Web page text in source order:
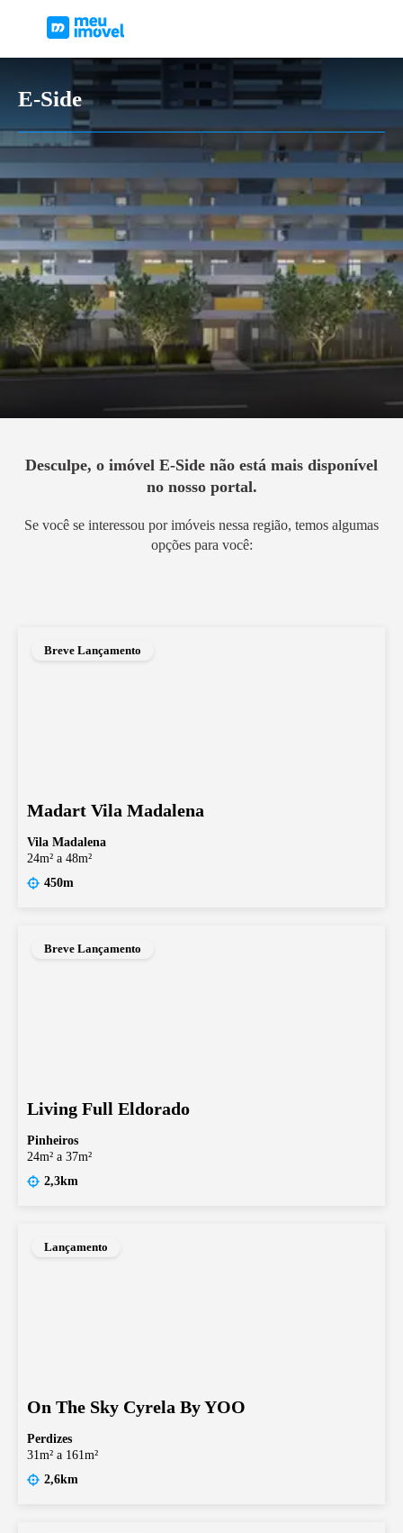
E-Side
Desculpe, o imóvel E-Side não está mais disponível
no nosso portal.
Se você se interessou por imóveis nessa região, temos algumas
opções para você:
Breve Lançamento
Madart Vila Madalena
Vila Madalena
24m² a 48m²
450m
Breve Lançamento
Living Full Eldorado
Pinheiros
24m² a 37m²
2,3km
Lançamento
On The Sky Cyrela By YOO
Perdizes
31m² a 161m²
2,6km